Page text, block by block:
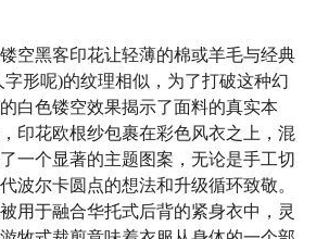
空黑客印花让轻薄的棉或羊毛与经典
形呢)的纹理相似，为了打破这种幻
白色镂空效果揭示了面料的真实本
印花欧根纱包裹在彩色风衣之上，混
一个显著的主题图案，无论是手工切
波尔卡圆点的想法和升级循环致敬。
用于融合华托式后背的紧身衣中，灵